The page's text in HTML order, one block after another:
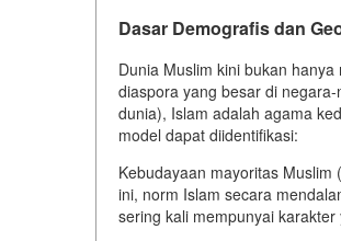
Dasar Demografis dan
Dunia Muslim kini bukan
diaspora yang besar di
dunia), Islam adalah agama
model dapat diidentifikasi:
Kebudayaan mayoritas
ini, norm Islam secara
sering kali mempunyai